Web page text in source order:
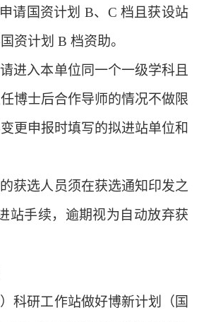
请国资计划 B、C 档且获设站
资计划 B 档资助。
进入本单位同一个一级学科且
博士后合作导师的情况不做限
更申报时填写的拟进站单位和
获选人员须在获选通知印发之
站手续，逾期视为自动放弃获
科研工作站做好博新计划（国